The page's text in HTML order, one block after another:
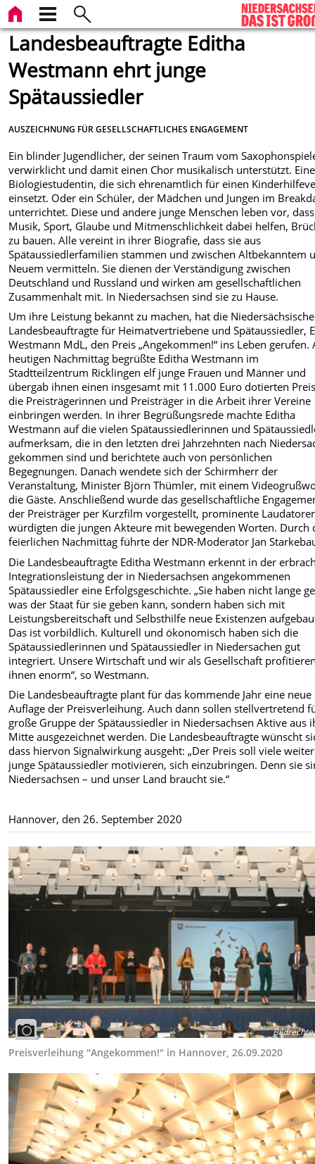
Landesbeauftragte Editha
Westmann ehrt junge
Spätaussiedler
AUSZEICHNUNG FÜR GESELLSCHAFTLICHES ENGAGEMENT
Ein blinder Jugendlicher, der seinen Traum vom
verwirklicht und damit einen Chor musikalisch unterstützt. Eine
Biologiestudentin, die sich ehrenamtlich für einen
einsetzt. Oder ein Schüler, der Mädchen und Jungen im
unterrichtet. Diese und andere junge Menschen leben vor, dass
Musik, Sport, Glaube und Mitmenschlichkeit dabei helfen,
zu bauen. Alle vereint in ihrer Biografie, dass sie aus
Spätaussiedlerfamilien stammen und zwischen Altbekanntem
Neuem vermitteln. Sie dienen der Verständigung zwischen
Deutschland und Russland und wirken am gesellschaftlichen
Zusammenhalt mit. In Niedersachsen sind sie zu Hause.
Um ihre Leistung bekannt zu machen, hat die Niedersächsische
Landesbeauftragte für Heimatvertriebene und Spätaussiedler,
Westmann MdL, den Preis „Angekommen!“ ins Leben gerufen.
heutigen Nachmittag begrüßte Editha Westmann im
Stadtteilzentrum Ricklingen elf junge Frauen und Männer und
übergab ihnen einen insgesamt mit 11.000 Euro dotierten
die Preisträgerinnen und Preisträger in die Arbeit ihrer Vereine
einbringen werden. In ihrer Begrüßungsrede machte Editha
Westmann auf die vielen Spätaussiedlerinnen und
aufmerksam, die in den letzten drei Jahrzehnten nach
gekommen sind und berichtete auch von persönlichen
Begegnungen. Danach wendete sich der Schirmherr der
Veranstaltung, Minister Björn Thümler, mit einem
die Gäste. Anschließend wurde das gesellschaftliche
der Preisträger per Kurzfilm vorgestellt, prominente
würdigten die jungen Akteure mit bewegenden Worten. Durch
feierlichen Nachmittag führte der NDR-Moderator Jan
Die Landesbeauftragte Editha Westmann erkennt in der
Integrationsleistung der in Niedersachsen angekommenen
Spätaussiedler eine Erfolgsgeschichte. „Sie haben nicht lange
was der Staat für sie geben kann, sondern haben sich mit
Leistungsbereitschaft und Selbsthilfe neue Existenzen
Das ist vorbildlich. Kulturell und ökonomisch haben sich die
Spätaussiedlerinnen und Spätaussiedler in Niedersachen gut
integriert. Unsere Wirtschaft und wir als Gesellschaft
ihnen enorm“, so Westmann.
Die Landesbeauftragte plant für das kommende Jahr eine neue
Auflage der Preisverleihung. Auch dann sollen stellvertretend
große Gruppe der Spätaussiedler in Niedersachsen Aktive aus
Mitte ausgezeichnet werden. Die Landesbeauftragte wünscht
dass hiervon Signalwirkung ausgeht: „Der Preis soll viele
junge Spätaussiedler motivieren, sich einzubringen. Denn sie
Niedersachsen – und unser Land braucht sie.“
Hannover, den 26. September 2020
Bildrechte:
Preisverleihung "Angekommen!" in Hannover, 26.09.2020